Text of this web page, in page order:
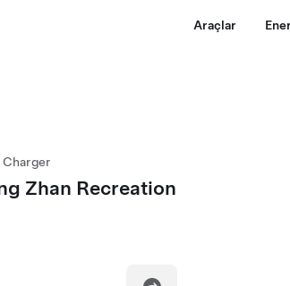
Araçlar
Zhan Recreation